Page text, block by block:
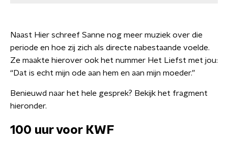
Naast Hier schreef Sanne nog meer muziek over die
periode en hoe zij zich als directe nabestaande voelde.
Ze maakte hierover ook het nummer Het Liefst met jou:
“Dat is echt mijn ode aan hem en aan mijn moeder.”
Benieuwd naar het hele gesprek? Bekijk het fragment
hieronder.
100 uur voor KWF